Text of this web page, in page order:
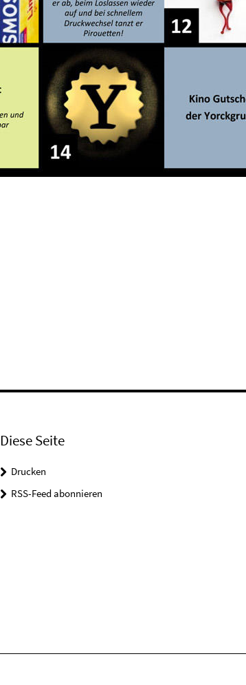
Diese Seite
Drucken
RSS-Feed abonnieren